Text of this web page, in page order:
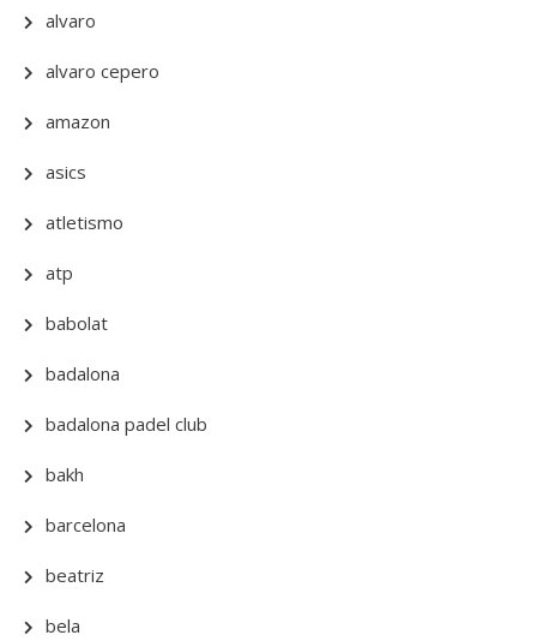
alvaro
alvaro cepero
amazon
asics
atletismo
atp
babolat
badalona
badalona padel club
bakh
barcelona
beatriz
bela